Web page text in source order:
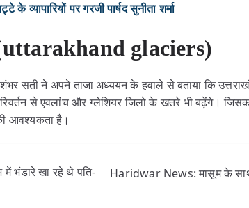
पर गरजी पार्षद सुनीता शर्मा
(uttarakhand glaciers)
सती ने अपने ताजा अध्ययन के हवाले से बताया कि
से एवलांच और ग्लेशियर जिलो के खतरे भी बढ़ेंगे।
आवश्यकता है।
भंडारे खा रहे थे पति-
Haridwar News: मासूम के